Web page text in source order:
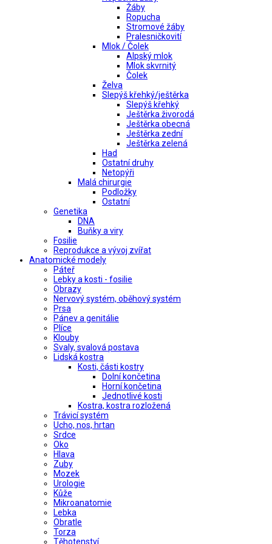
Žáby
Ropucha
Stromové žáby
Pralesničkovití
Mlok / Čolek
Alpský mlok
Mlok skvrnitý
Čolek
Želva
Slepýš křehký/ještěrka
Slepýš křehký
Ještěrka živorodá
Ještěrka obecná
Ještěrka zední
Ještěrka zelená
Had
Ostatní druhy
Netopýři
Malá chirurgie
Podložky
Ostatní
Genetika
DNA
Buňky a viry
Fosilie
Reprodukce a vývoj zvířat
Anatomické modely
Páteř
Lebky a kosti - fosilie
Obrazy
Nervový systém, oběhový systém
Prsa
Pánev a genitálie
Plíce
Klouby
Svaly, svalová postava
Lidská kostra
Kosti, části kostry
Dolní končetina
Horní končetina
Jednotlivé kosti
Kostra, kostra rozložená
Trávicí systém
Ucho, nos, hrtan
Srdce
Oko
Hlava
Zuby
Mozek
Urologie
Kůže
Mikroanatomie
Lebka
Obratle
Torza
Těhotenství